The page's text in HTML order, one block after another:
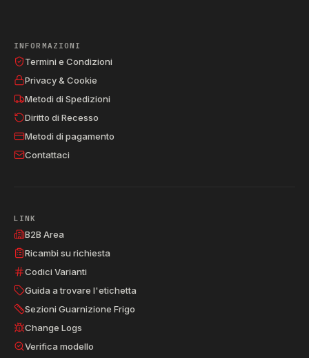
INFORMAZIONI
Termini e Condizioni
Privacy & Cookie
Metodi di Spedizioni
Diritto di Recesso
Metodi di pagamento
Contattaci
LINK
B2B Area
Ricambi su richiesta
Codici Varianti
Guida a trovare l'etichetta
Sezioni Guarnizione Frigo
Change Logs
Verifica modello